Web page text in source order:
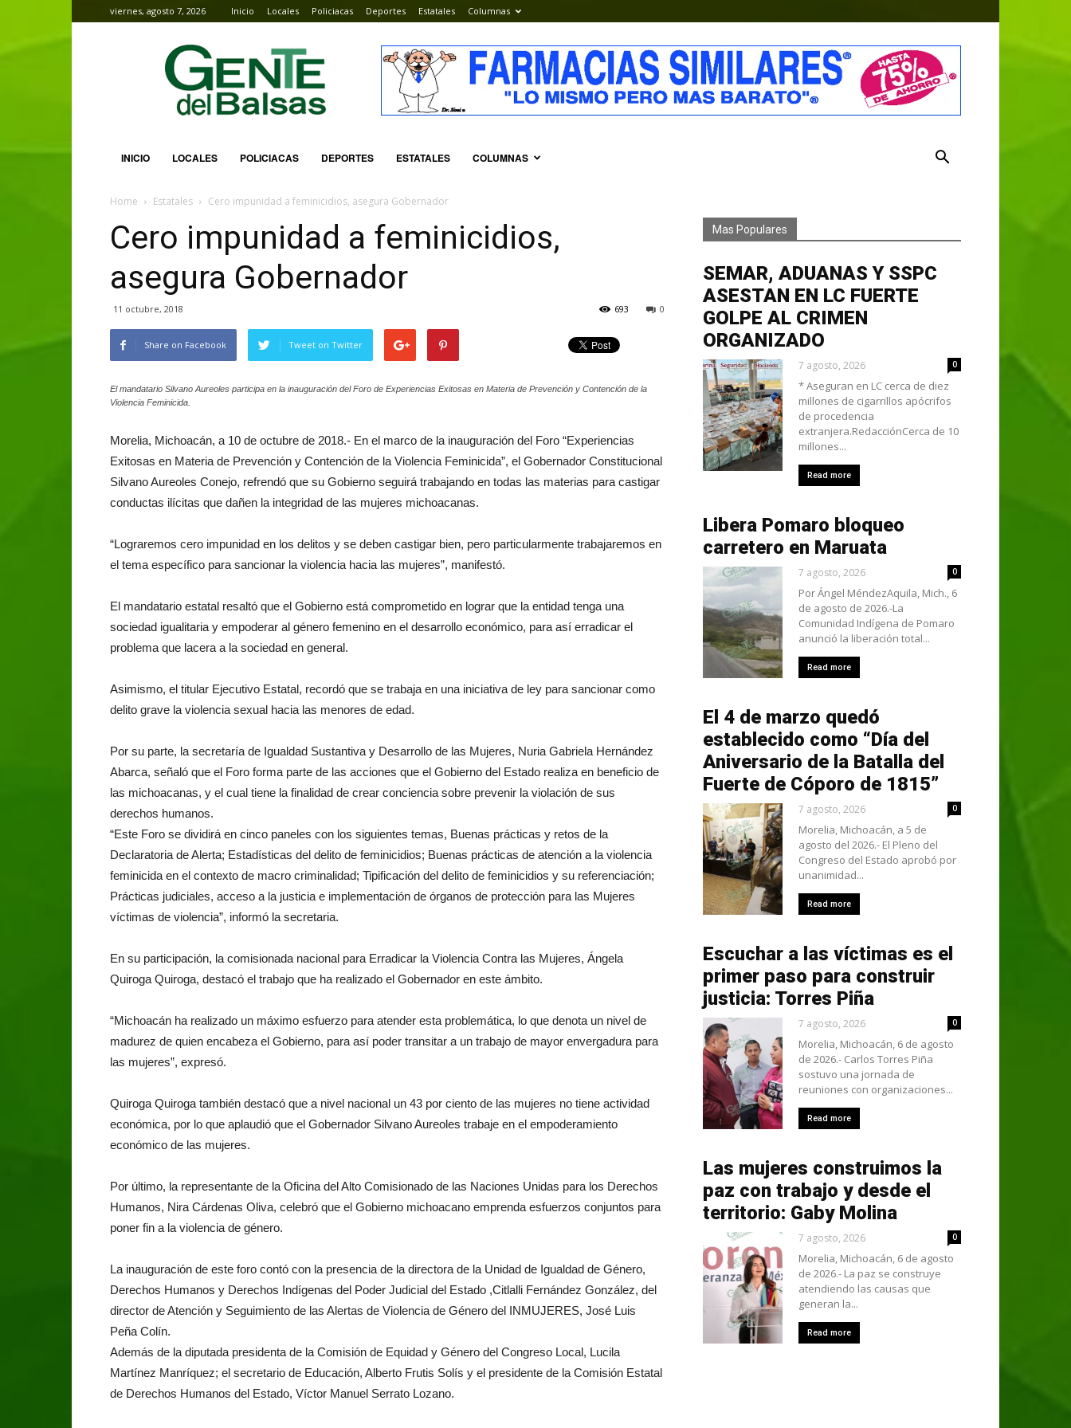
viernes, agosto 7, 2026 Inicio Locales Policiacas Deportes Estatales Columnas
Gente
del
Balsas
INICIO LOCALES POLICIACAS DEPORTES ESTATALES COLUMNAS
Home Estatales Cero impunidad a feminicidios, asegura Gobernador
Cero impunidad a feminicidios,
asegura Gobernador
11 octubre, 2018 0
693
Share on Facebook Tweet on Twitter
El mandatario Silvano Aureoles participa en la inauguración del Foro de Experiencias Exitosas en Materia de Prevención y Contención de la
Violencia Feminicida.
Morelia, Michoacán, a 10 de octubre de 2018.- En el marco de la inauguración del Foro “Experiencias
Exitosas en Materia de Prevención y Contención de la Violencia Feminicida”, el Gobernador Constitucional
Silvano Aureoles Conejo, refrendó que su Gobierno seguirá trabajando en todas las materias para castigar
conductas ilícitas que dañen la integridad de las mujeres michoacanas.
“Lograremos cero impunidad en los delitos y se deben castigar bien, pero particularmente trabajaremos en
el tema específico para sancionar la violencia hacia las mujeres”, manifestó.
El mandatario estatal resaltó que el Gobierno está comprometido en lograr que la entidad tenga una
sociedad igualitaria y empoderar al género femenino en el desarrollo económico, para así erradicar el
problema que lacera a la sociedad en general.
Asimismo, el titular Ejecutivo Estatal, recordó que se trabaja en una iniciativa de ley para sancionar como
delito grave la violencia sexual hacia las menores de edad.
Por su parte, la secretaría de Igualdad Sustantiva y Desarrollo de las Mujeres, Nuria Gabriela Hernández
Abarca, señaló que el Foro forma parte de las acciones que el Gobierno del Estado realiza en beneficio de
las michoacanas, y el cual tiene la finalidad de crear conciencia sobre prevenir la violación de sus
derechos humanos.
“Este Foro se dividirá en cinco paneles con los siguientes temas, Buenas prácticas y retos de la
Declaratoria de Alerta; Estadísticas del delito de feminicidios; Buenas prácticas de atención a la violencia
feminicida en el contexto de macro criminalidad; Tipificación del delito de feminicidios y su referenciación;
Prácticas judiciales, acceso a la justicia e implementación de órganos de protección para las Mujeres
víctimas de violencia”, informó la secretaria.
En su participación, la comisionada nacional para Erradicar la Violencia Contra las Mujeres, Ángela
Quiroga Quiroga, destacó el trabajo que ha realizado el Gobernador en este ámbito.
“Michoacán ha realizado un máximo esfuerzo para atender esta problemática, lo que denota un nivel de
madurez de quien encabeza el Gobierno, para así poder transitar a un trabajo de mayor envergadura para
las mujeres”, expresó.
Quiroga Quiroga también destacó que a nivel nacional un 43 por ciento de las mujeres no tiene actividad
económica, por lo que aplaudió que el Gobernador Silvano Aureoles trabaje en el empoderamiento
económico de las mujeres.
Por último, la representante de la Oficina del Alto Comisionado de las Naciones Unidas para los Derechos
Humanos, Nira Cárdenas Oliva, celebró que el Gobierno michoacano emprenda esfuerzos conjuntos para
poner fin a la violencia de género.
La inauguración de este foro contó con la presencia de la directora de la Unidad de Igualdad de Género,
Derechos Humanos y Derechos Indígenas del Poder Judicial del Estado ,Citlalli Fernández González, del
director de Atención y Seguimiento de las Alertas de Violencia de Género del INMUJERES, José Luis
Peña Colín.
Además de la diputada presidenta de la Comisión de Equidad y Género del Congreso Local, Lucila
Martínez Manríquez; el secretario de Educación, Alberto Frutis Solís y el presidente de la Comisión Estatal
de Derechos Humanos del Estado, Víctor Manuel Serrato Lozano.
Mas Populares
SEMAR, ADUANAS Y SSPC
ASESTAN EN LC FUERTE
GOLPE AL CRIMEN
ORGANIZADO
7 agosto, 2026 0
* Aseguran en LC cerca de diez
millones de cigarrillos apócrifos
de procedencia
extranjera.RedacciónCerca de 10
millones...
Read more
Libera Pomaro bloqueo
carretero en Maruata
7 agosto, 2026 0
Por Ángel MéndezAquila, Mich., 6
de agosto de 2026.-La
Comunidad Indígena de Pomaro
anunció la liberación total...
Read more
El 4 de marzo quedó
establecido como “Día del
Aniversario de la Batalla del
Fuerte de Cóporo de 1815”
7 agosto, 2026 0
Morelia, Michoacán, a 5 de
agosto del 2026.- El Pleno del
Congreso del Estado aprobó por
unanimidad...
Read more
Escuchar a las víctimas es el
primer paso para construir
justicia: Torres Piña
7 agosto, 2026 0
Morelia, Michoacán, 6 de agosto
de 2026.- Carlos Torres Piña
sostuvo una jornada de
reuniones con organizaciones...
Read more
Las mujeres construimos la
paz con trabajo y desde el
territorio: Gaby Molina
7 agosto, 2026 0
Morelia, Michoacán, 6 de agosto
de 2026.- La paz se construye
atendiendo las causas que
generan la...
Read more